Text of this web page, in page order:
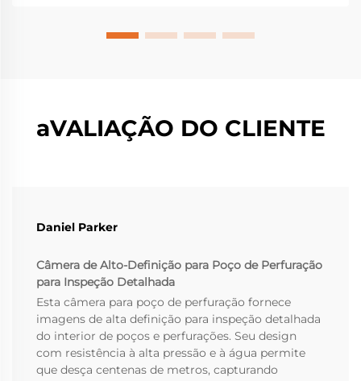
aVALIAÇÃO DO CLIENTE
Daniel Parker
Câmera de Alto-Definição para Poço de Perfuração
para Inspeção Detalhada
Esta câmera para poço de perfuração fornece
imagens de alta definição para inspeção detalhada
do interior de poços e perfurações. Seu design
com resistência à alta pressão e à água permite
que desça centenas de metros, capturando